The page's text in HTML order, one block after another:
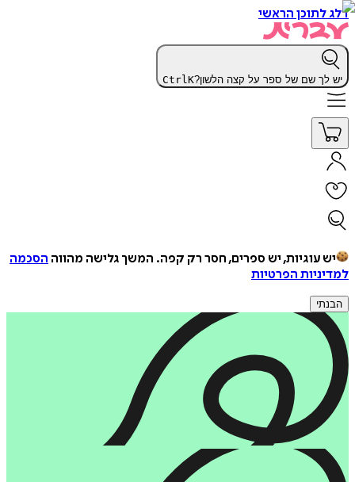
דלג לתוכן הראשי
יש לך שם של ספר על קצה הלשון? CtrlK
יש עוגיות, יש ספרים, חסר רק קפה. המשך גלישה מהווה הסכמה
למדיניות הפרטיות
הבנתי